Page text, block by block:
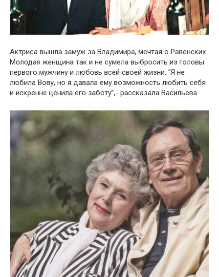
Актриса вышла замуж за Владимира, мечтая о Равенских.
Молодая женщина так и не сумела выбросить из головы
первого мужчину и любовь всей своей жизни. “Я не
любила Вову, но я давала ему возможность любить себя
и искренне ценила его заботу”,- рассказала Васильева.